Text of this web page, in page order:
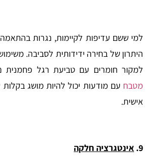
למי ששם עדיפות לקיימות, נגרות
היתרון של בחירה ידידותית לסביבה.
למקור חומרים עם טביעת רגל פחמנית
מטבח עם מודעות יכול להיות מושג
אישית.
9. אינטגרציה חלקה